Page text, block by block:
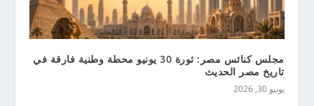
مجلس كنائس مصر: ثورة 30 يونيو محطة وطنية فارقة في
تاريخ مصر الحديث
يونيو 30, 2026